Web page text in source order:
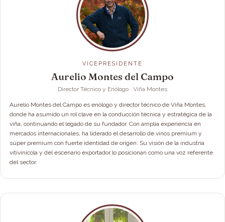
VICEPRESIDENTE
Aurelio Montes del Campo
Director Técnico y Enólogo · Viña Montes
Aurelio Montes del Campo es enólogo y director técnico de Viña Montes,
donde ha asumido un rol clave en la conducción técnica y estratégica de la
viña, continuando el legado de su fundador. Con amplia experiencia en
mercados internacionales, ha liderado el desarrollo de vinos premium y
súper premium con fuerte identidad de origen. Su visión de la industria
vitivinícola y del escenario exportador lo posicionan como una voz referente
del sector.